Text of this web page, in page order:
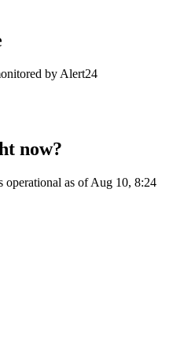
by Alert24
now?
as of Aug 10, 8:24